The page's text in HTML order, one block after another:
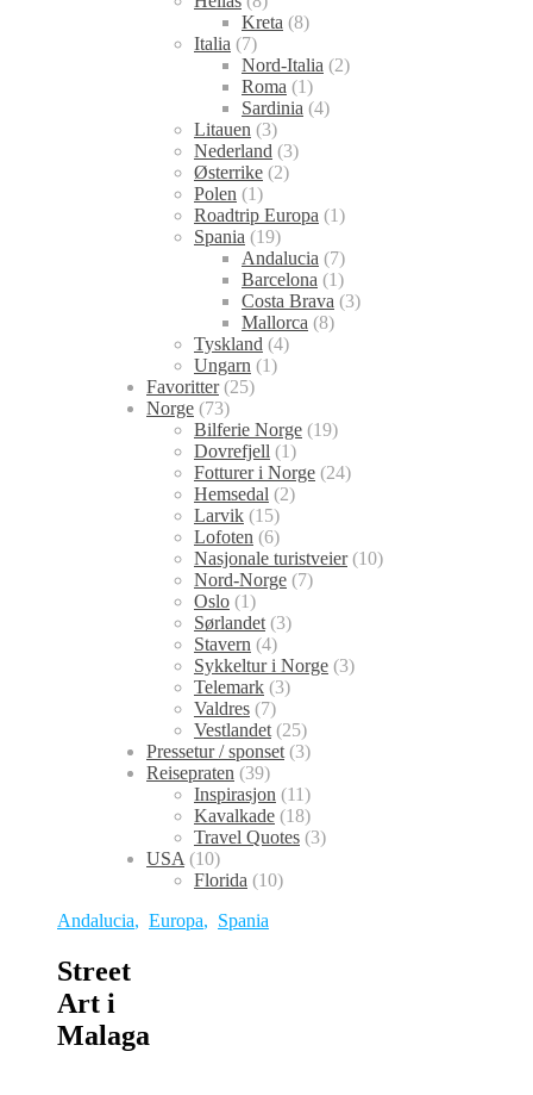
Kreta (8)
Italia (7)
Nord-Italia (2)
Roma (1)
Sardinia (4)
Litauen (3)
Nederland (3)
Østerrike (2)
Polen (1)
Roadtrip Europa (1)
Spania (19)
Andalucia (7)
Barcelona (1)
Costa Brava (3)
Mallorca (8)
Tyskland (4)
Ungarn (1)
Favoritter(25)
Norge (73)
Bilferie Norge (19)
Dovrefjell (1)
Fotturer i Norge (24)
Hemsedal (2)
Larvik (15)
Lofoten (6)
Nasjonale turistveier(10)
Nord-Norge (7)
Oslo (1)
Sørlandet (3)
Stavern (4)
Sykkeltur i Norge (3)
Telemark (3)
Valdres (7)
Vestlandet (25)
Pressetur / sponset (3)
Reisepraten (39)
Inspirasjon (11)
Kavalkade (18)
Travel Quotes (3)
USA (10)
Florida (10)
Andalucia, Europa, Spania
Street
Art i
Malaga